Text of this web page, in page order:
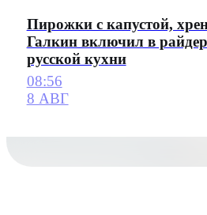
Пирожки с капустой,
Галкин включил в
русской кухни
08:56
8 АВГ